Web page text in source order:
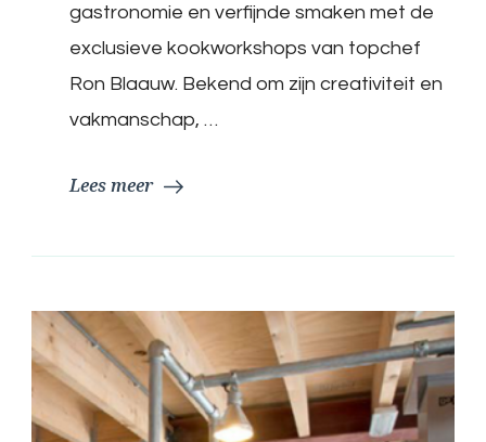
de
Culinaire
gastronomie en verfijnde smaken met de
exclusieve kookworkshops van topchef
Ron Blaauw. Bekend om zijn creativiteit en
vakmanschap, …
Lees meer